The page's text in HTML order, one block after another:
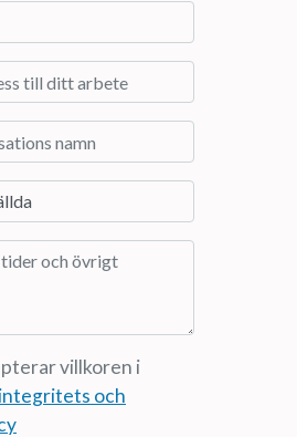
villkoren i
integritets och